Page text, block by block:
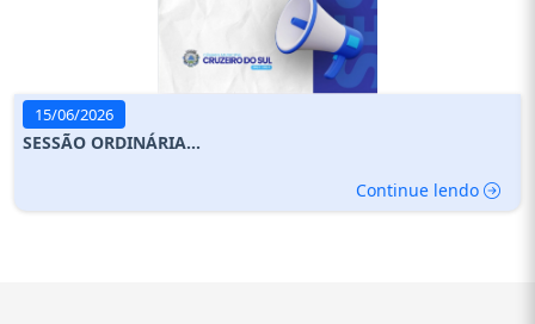
15/06/2026
SESSÃO ORDINÁRIA...
Continue lendo